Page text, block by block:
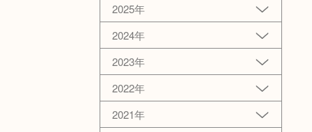
2025年
2024年
2023年
2022年
2021年